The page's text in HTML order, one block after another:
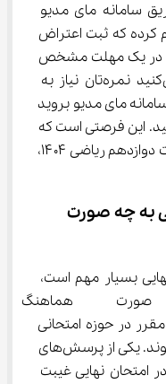
سامانه مای مدیو
کرده که ثبت اعتراض
و در یک مهلت مشخص
امکان‌پذیر است. پس، اگر فکر می‌کنید نمره‌تان نیاز به
مای مدیو بروید
این فرصتی است که
می‌توانید در چارچوب برنامه امتحانات دوازدهم ریاضی ۱۴۰۴،
به چه صورت
نهایی بسیار مهم است،
صورت
در حوزه امتحانی
حاضر باشند تا با مشکلی مواجه نشوند. یکی از پرسش‌های
در امتحان نهایی غیبت